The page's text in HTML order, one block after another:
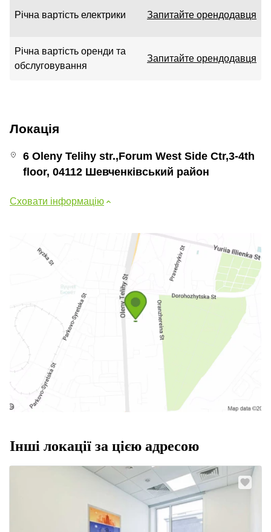
Річна вартість електрики Запитайте орендодавця
Річна вартість оренди та
обслуговування
Запитайте орендодавця
Локація
6 Oleny Telihy str.,Forum West Side Ctr,3-4th
floor, 04112 Шевченківський район
Сховати інформацію
Інші локації за цією адресою